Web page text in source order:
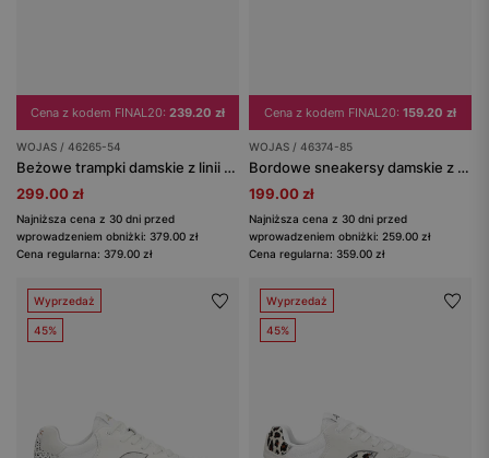
Cena z kodem FINAL20: 239.20 zł
WOJAS / 46265-54
Beżowe trampki damskie z linii Comfort
299.00 zł
Najniższa cena z 30 dni przed
wprowadzeniem obniżki: 379.00 zł
Cena regularna: 379.00 zł
Cena z kodem FINAL20: 159.20 zł
WOJAS / 46374-85
Bordowe sneakersy damskie z łączonych skór
199.00 zł
Najniższa cena z 30 dni przed
wprowadzeniem obniżki: 259.00 zł
Cena regularna: 359.00 zł
Wyprzedaż
45%
Wyprzedaż
45%